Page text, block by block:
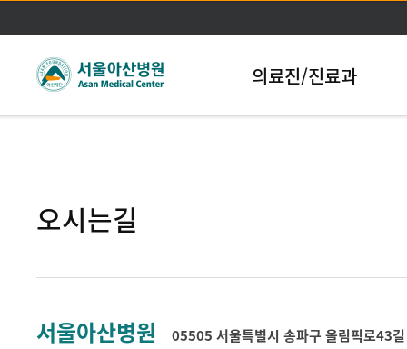
본문바로가기
의료진/진료과
오시는길
서울아산병원 05505 서울특별시 송파구 올림픽로43